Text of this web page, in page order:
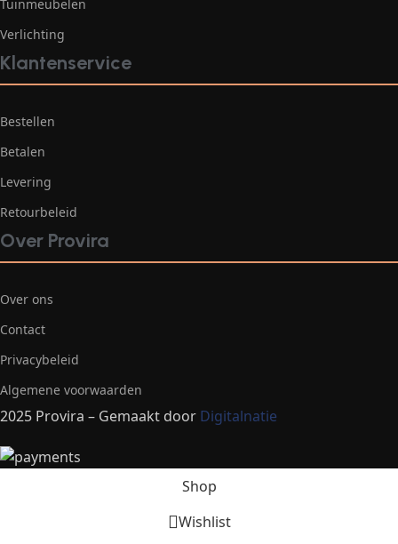
Tuinmeubelen
Verlichting
Klantenservice
Bestellen
Betalen
Levering
Retourbeleid
Over Provira
Over ons
Contact
Privacybeleid
Algemene voorwaarden
2025 Provira – Gemaakt door Digitalnatie
Shop
Wishlist